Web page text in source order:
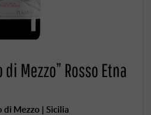
Mezzo” Rosso Etna
di Mezzo | Sicilia